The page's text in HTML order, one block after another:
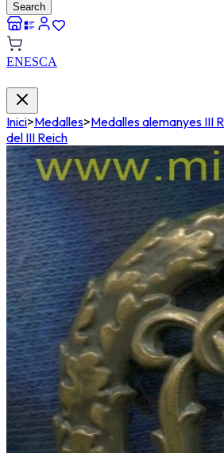
Search
ENESCA
Inici>Medalles>Medalles alemanyes III
del III Reich